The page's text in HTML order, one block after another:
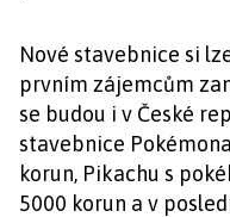
Nové stavebnice si
prvním zájemcům
se budou i v České
stavebnice
korun, Pikachu s
5000 korun a v